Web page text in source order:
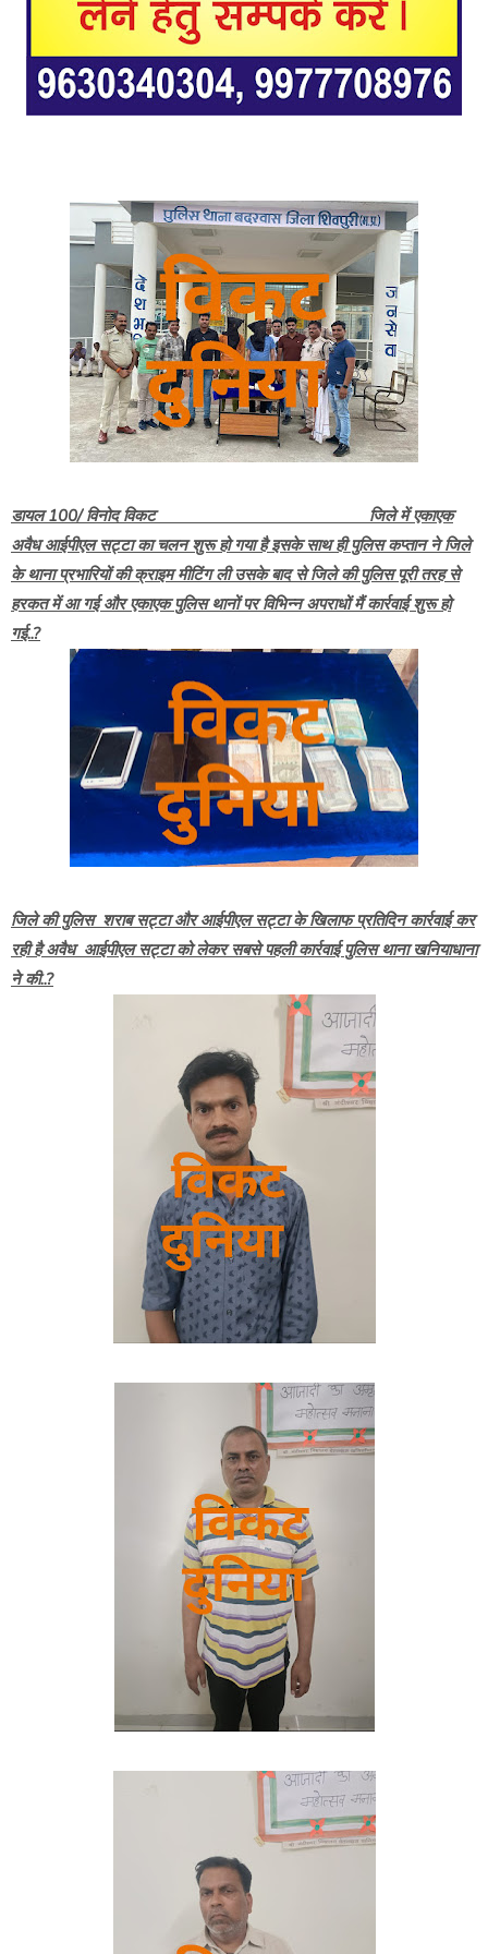
डायल 100/ विनोद विकट जिले में एकाएक
अवैध आईपीएल सट्टा का चलन शुरू हो गया है इसके साथ ही पुलिस कप्तान ने जिले
के थाना प्रभारियों की क्राइम मीटिंग ली उसके बाद से जिले की पुलिस पूरी तरह से
हरकत में आ गई और एकाएक पुलिस थानों पर विभिन्न अपराधों मैं कार्रवाई शुरू हो
गई..?
जिले की पुलिस शराब सट्टा और आईपीएल सट्टा के खिलाफ प्रतिदिन कार्रवाई कर
रही है अवैध आईपीएल सट्टा को लेकर सबसे पहली कार्रवाई पुलिस थाना खनियाधाना
ने की..?